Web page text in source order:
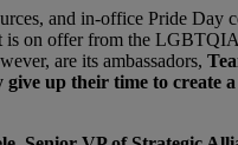
and in-office Pride Day
is on offer from the
are its ambassadors,
give up their time to create